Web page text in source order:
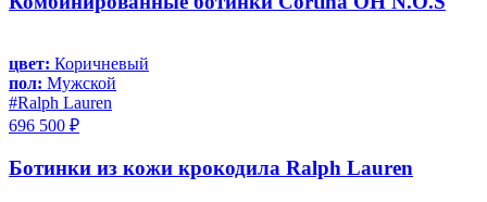
цвет: Коричневый
пол: Мужской
#Ralph Lauren
696 500 ₽
Ботинки из кожи крокодила Ralph Lauren